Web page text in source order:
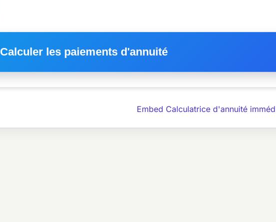
Calculer les paiements d'annuité
Embed Calculatrice d'annuité